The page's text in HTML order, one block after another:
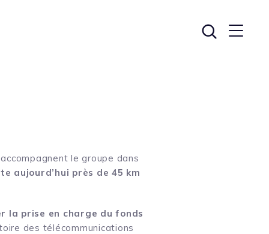
le groupe dans
aujourd’hui près de 45 km
la prise en charge du fonds
des télécommunications